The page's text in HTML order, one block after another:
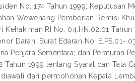
No. 174 Tahun 1999; Keputusan
Wewenang Pemberian Remisi
Kehakiman RI No. 04.HN.02.01
Darah; Surat Edaran No. E.PS.01-
Penjara Sementara; dan Peraturan
Tahun 1999 tentang Syarat dan Tata
dari permohonan Kepala